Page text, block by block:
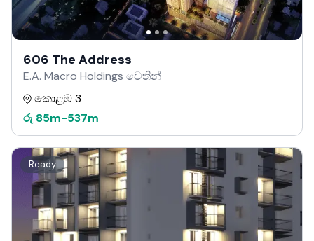
606 The Address
E.A. Macro Holdings වෙතින්
කොළඹ 3
රු 85m-537m
Ready